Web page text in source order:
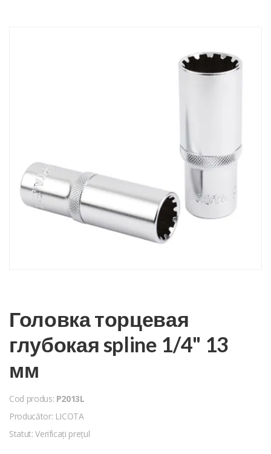
Головка торцевая
глубокая spline 1/4" 13
мм
Cod produs: P2013L
Producător: LICOTA
Statut: Verificați prețul